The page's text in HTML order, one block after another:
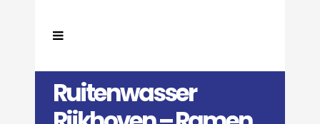
Ruitenwasser